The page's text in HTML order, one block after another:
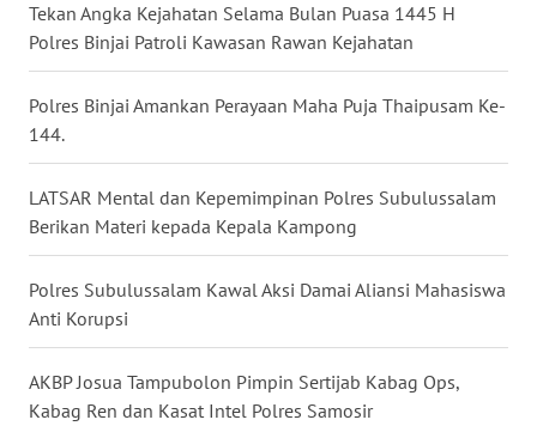
Tekan Angka Kejahatan Selama Bulan Puasa 1445 H
Polres Binjai Patroli Kawasan Rawan Kejahatan
Polres Binjai Amankan Perayaan Maha Puja Thaipusam Ke-
144.
LATSAR Mental dan Kepemimpinan Polres Subulussalam
Berikan Materi kepada Kepala Kampong
Polres Subulussalam Kawal Aksi Damai Aliansi Mahasiswa
Anti Korupsi
AKBP Josua Tampubolon Pimpin Sertijab Kabag Ops,
Kabag Ren dan Kasat Intel Polres Samosir
WN
JOGJA
WN
WN
WN
KALBAR
WN
KALTENG